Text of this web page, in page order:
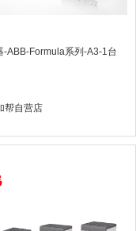
-ABB-Formula系列-A3-1台
帮自营店